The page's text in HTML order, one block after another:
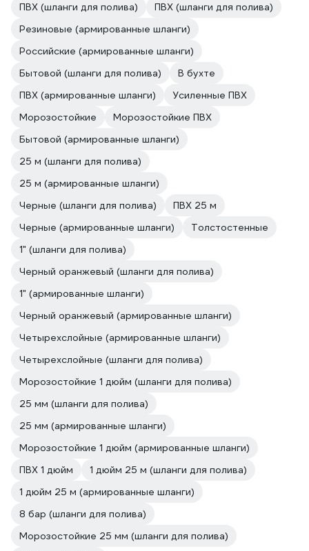
ПВХ (шланги для полива)
ПВХ (шланги для полива)
Резиновые (армированные шланги)
Российские (армированные шланги)
Бытовой (шланги для полива)
В бухте
ПВХ (армированные шланги)
Усиленные ПВХ
Морозостойкие
Морозостойкие ПВХ
Бытовой (армированные шланги)
25 м (шланги для полива)
25 м (армированные шланги)
Черные (шланги для полива)
ПВХ 25 м
Черные (армированные шланги)
Толстостенные
1" (шланги для полива)
Черный оранжевый (шланги для полива)
1" (армированные шланги)
Черный оранжевый (армированные шланги)
Четырехслойные (армированные шланги)
Четырехслойные (шланги для полива)
Морозостойкие 1 дюйм (шланги для полива)
25 мм (шланги для полива)
25 мм (армированные шланги)
Морозостойкие 1 дюйм (армированные шланги)
ПВХ 1 дюйм
1 дюйм 25 м (шланги для полива)
1 дюйм 25 м (армированные шланги)
8 бар (шланги для полива)
Морозостойкие 25 мм (шланги для полива)